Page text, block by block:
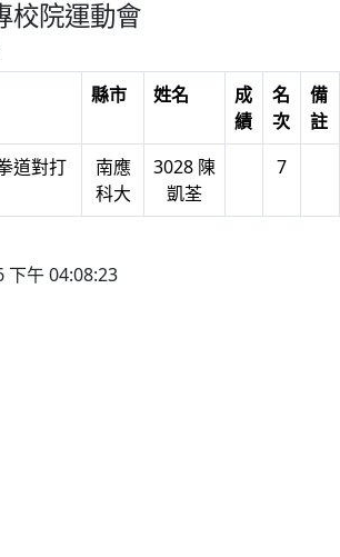
校院運動會
縣市 姓名
成
績
名
次
備
註
道對打
南應
科大
3028 陳
凱荃
7
下午 04:08:23